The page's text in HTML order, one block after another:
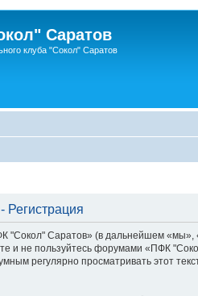
Саратов
клуба "Сокол" Саратов
"Сокол" Саратов» (в дальнейшем «мы»,
и не пользуйтесь форумами «ПФК
регулярно просматривать этот